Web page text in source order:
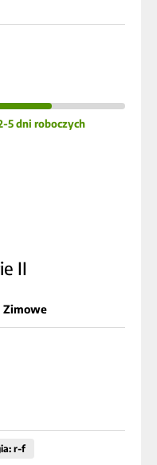
5 dni roboczych
II
Zimowe
r-f